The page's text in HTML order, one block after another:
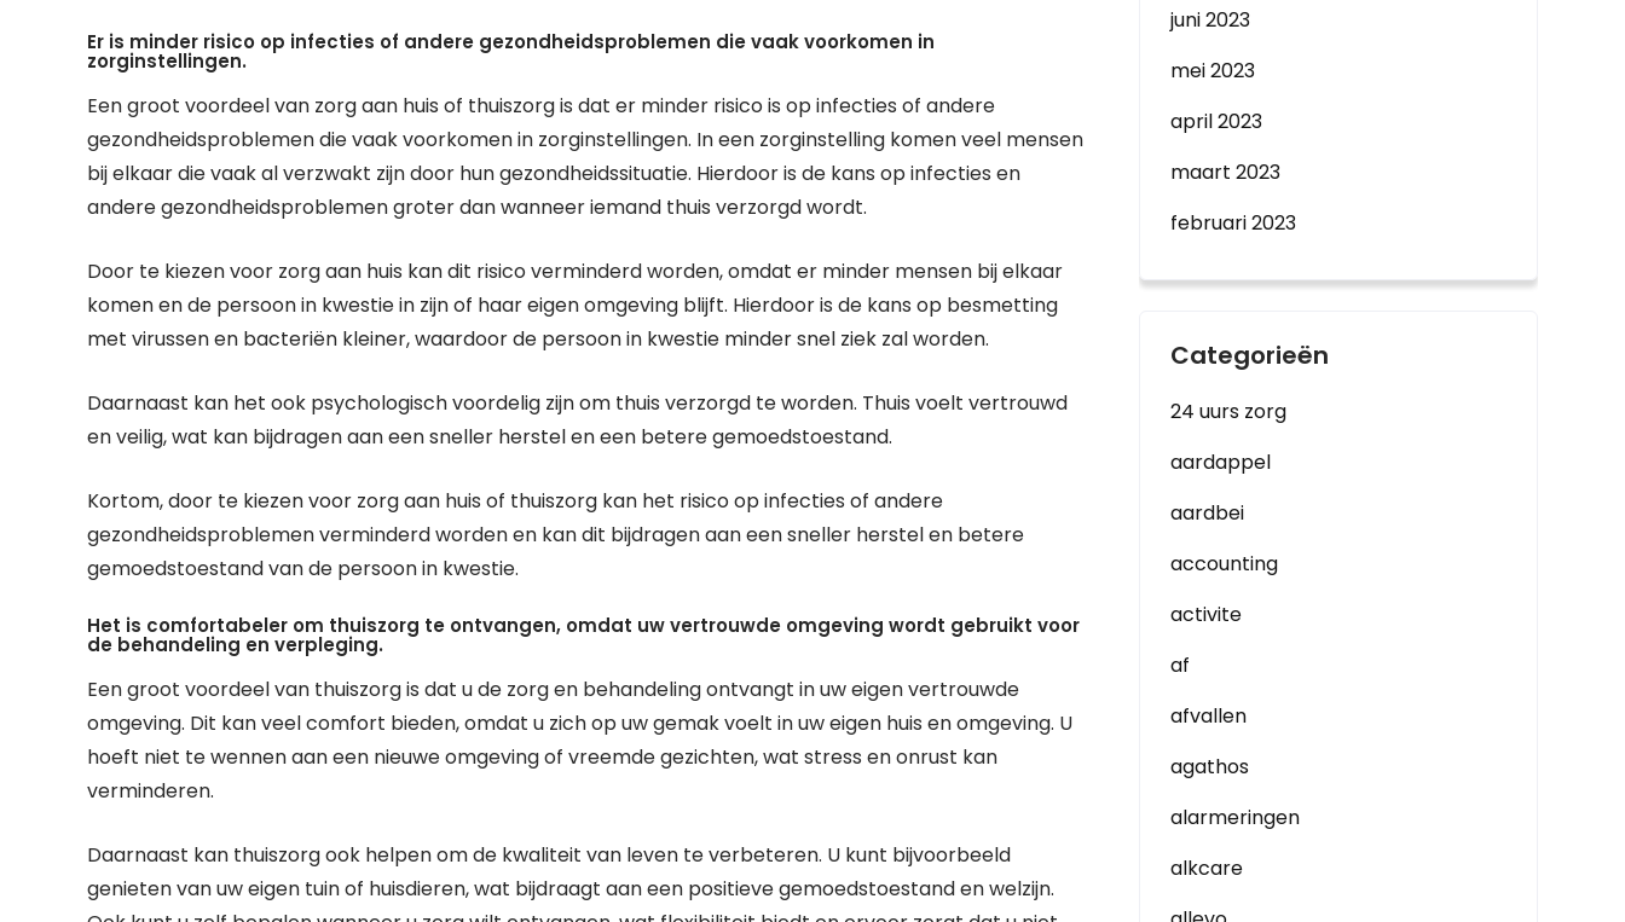
Er is minder risico op infecties of andere gezondheidsproblemen die vaak voorkomen in
zorginstellingen.
Een groot voordeel van zorg aan huis of thuiszorg is dat er minder risico is op infecties of andere
gezondheidsproblemen die vaak voorkomen in zorginstellingen. In een zorginstelling komen veel mensen
bij elkaar die vaak al verzwakt zijn door hun gezondheidssituatie. Hierdoor is de kans op infecties en
andere gezondheidsproblemen groter dan wanneer iemand thuis verzorgd wordt.
Door te kiezen voor zorg aan huis kan dit risico verminderd worden, omdat er minder mensen bij elkaar
komen en de persoon in kwestie in zijn of haar eigen omgeving blijft. Hierdoor is de kans op besmetting
met virussen en bacteriën kleiner, waardoor de persoon in kwestie minder snel ziek zal worden.
Daarnaast kan het ook psychologisch voordelig zijn om thuis verzorgd te worden. Thuis voelt vertrouwd
en veilig, wat kan bijdragen aan een sneller herstel en een betere gemoedstoestand.
Kortom, door te kiezen voor zorg aan huis of thuiszorg kan het risico op infecties of andere
gezondheidsproblemen verminderd worden en kan dit bijdragen aan een sneller herstel en betere
gemoedstoestand van de persoon in kwestie.
Het is comfortabeler om thuiszorg te ontvangen, omdat uw vertrouwde omgeving wordt gebruikt voor
de behandeling en verpleging.
Een groot voordeel van thuiszorg is dat u de zorg en behandeling ontvangt in uw eigen vertrouwde
omgeving. Dit kan veel comfort bieden, omdat u zich op uw gemak voelt in uw eigen huis en omgeving. U
hoeft niet te wennen aan een nieuwe omgeving of vreemde gezichten, wat stress en onrust kan
verminderen.
Daarnaast kan thuiszorg ook helpen om de kwaliteit van leven te verbeteren. U kunt bijvoorbeeld
genieten van uw eigen tuin of huisdieren, wat bijdraagt aan een positieve gemoedstoestand en welzijn.
juni 2023
mei 2023
april 2023
maart 2023
februari 2023
Categorieën
24 uurs zorg
aardappel
aardbei
accounting
activite
af
afvallen
agathos
alarmeringen
alkcare